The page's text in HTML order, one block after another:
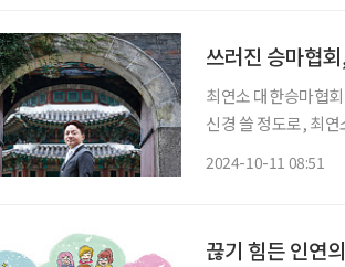
쓰러진 승마협
최연소 대한승마협
신경 쓸 정도로, 최
2024-10-11 08:51
끊기 힘든 인연